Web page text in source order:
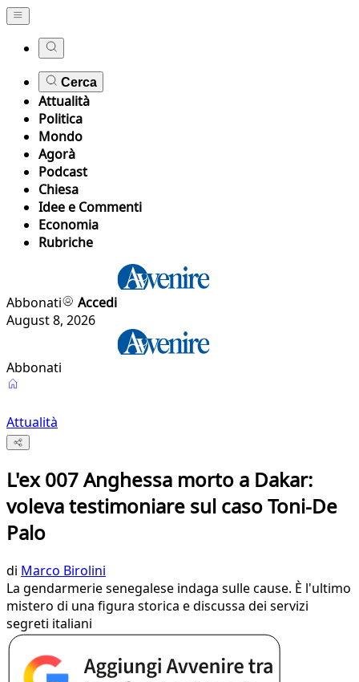
Cerca
Attualità
Politica
Mondo
Agorà
Podcast
Chiesa
Idee e Commenti
Economia
Rubriche
Abbonati
Accedi
August 8, 2026
Abbonati
Attualità
L'ex 007 Anghessa morto a Dakar:
voleva testimoniare sul caso Toni-De
Palo
di Marco Birolini
La gendarmerie senegalese indaga sulle cause. È l'ultimo
mistero di una figura storica e discussa dei servizi
segreti italiani